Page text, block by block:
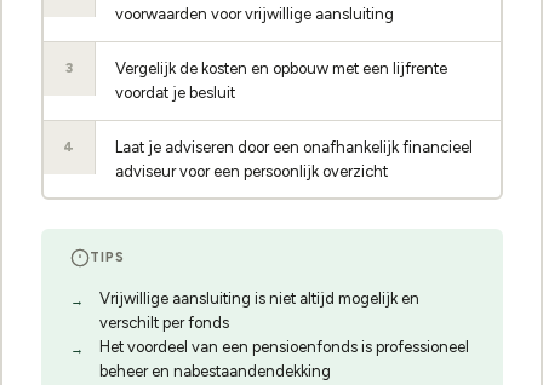
voorwaarden voor vrijwillige aansluiting
3
Vergelijk de kosten en opbouw met een lijfrente
voordat je besluit
4
Laat je adviseren door een onafhankelijk financieel
adviseur voor een persoonlijk overzicht
TIPS
Vrijwillige aansluiting is niet altijd mogelijk en
verschilt per fonds
Het voordeel van een pensioenfonds is professioneel
beheer en nabestaandendekking